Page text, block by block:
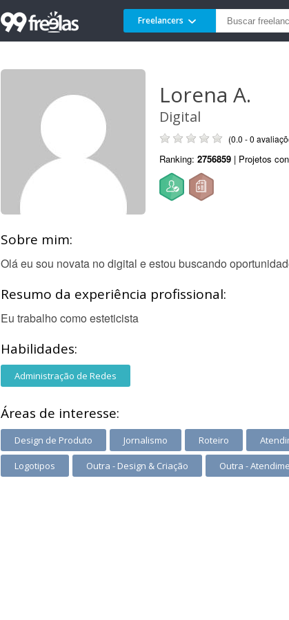
Freelancers
Lorena A.
Digital
(0.0 - 0
Ranking: 2756859 | Projetos
Sobre mim:
Olá eu sou novata no digital e estou buscando
Resumo da experiência profissional:
Eu trabalho como esteticista
Habilidades:
Administração de Redes
Áreas de interesse:
Design de Produto Jornalismo Roteiro
Logotipos Outra - Design & Criação Outra -